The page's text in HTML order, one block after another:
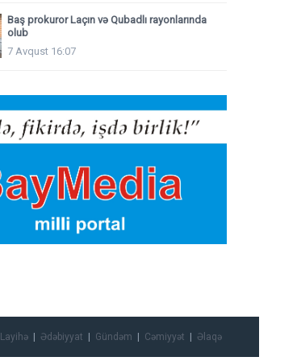
Baş prokuror Laçın və Qubadlı rayonlarında
olub
7 Avqust 16:07
Layihə Ədəbiyyat Gündəm Cəmiyyət Əlaqə